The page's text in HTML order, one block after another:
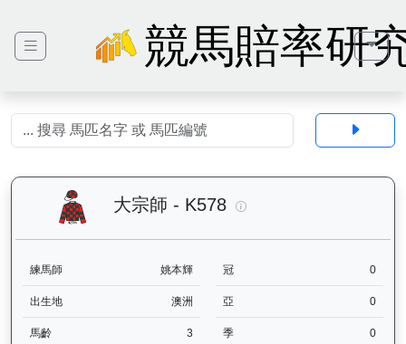
競馬賠率研
大宗師 - K578
練馬師 姚本輝 冠 0
出生地 澳洲 亞 0
馬齡 3 季 0